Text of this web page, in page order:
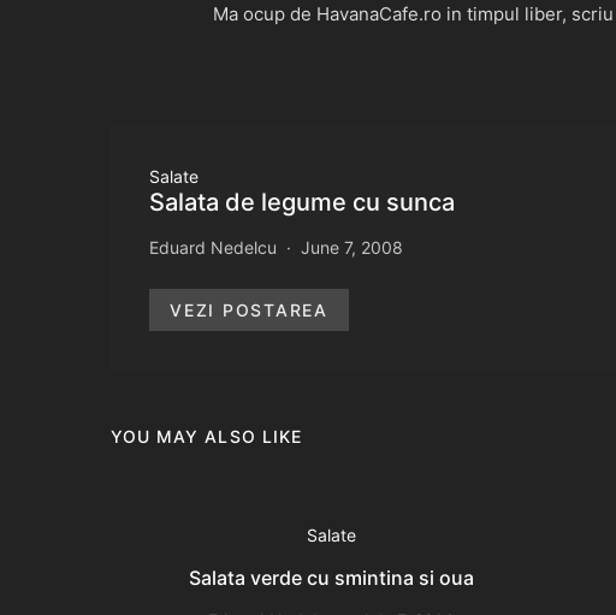
Ma ocup de HavanaCafe.ro in timpul liber,
Salate
Salata de legume cu sunca
Eduard Nedelcu June 7, 2008
VEZI POSTAREA
YOU MAY ALSO LIKE
Salate
Salata verde cu smintina si oua